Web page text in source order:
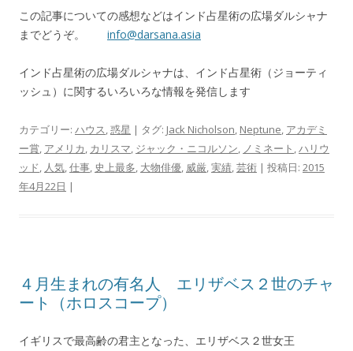
この記事についての感想などはインド占星術の広場ダルシャナ
までどうぞ。 info@darsana.asia
インド占星術の広場ダルシャナは、インド占星術（ジョーティ
ッシュ）に関するいろいろな情報を発信します
カテゴリー: ハウス,惑星 | タグ: Jack Nicholson, Neptune, アカデミ
ー賞, アメリカ, カリスマ, ジャック・ニコルソン, ノミネート ,ハリウ
ッド, 人気,仕事, 史上最多, 大物俳優, 威厳,実績,芸術 | 投稿日: 2015
年4月22日 |
４月生まれの有名人 エリザベス２世のチャ
ート（ホロスコープ）
イギリスで最高齢の君主となった、エリザベス２世女王